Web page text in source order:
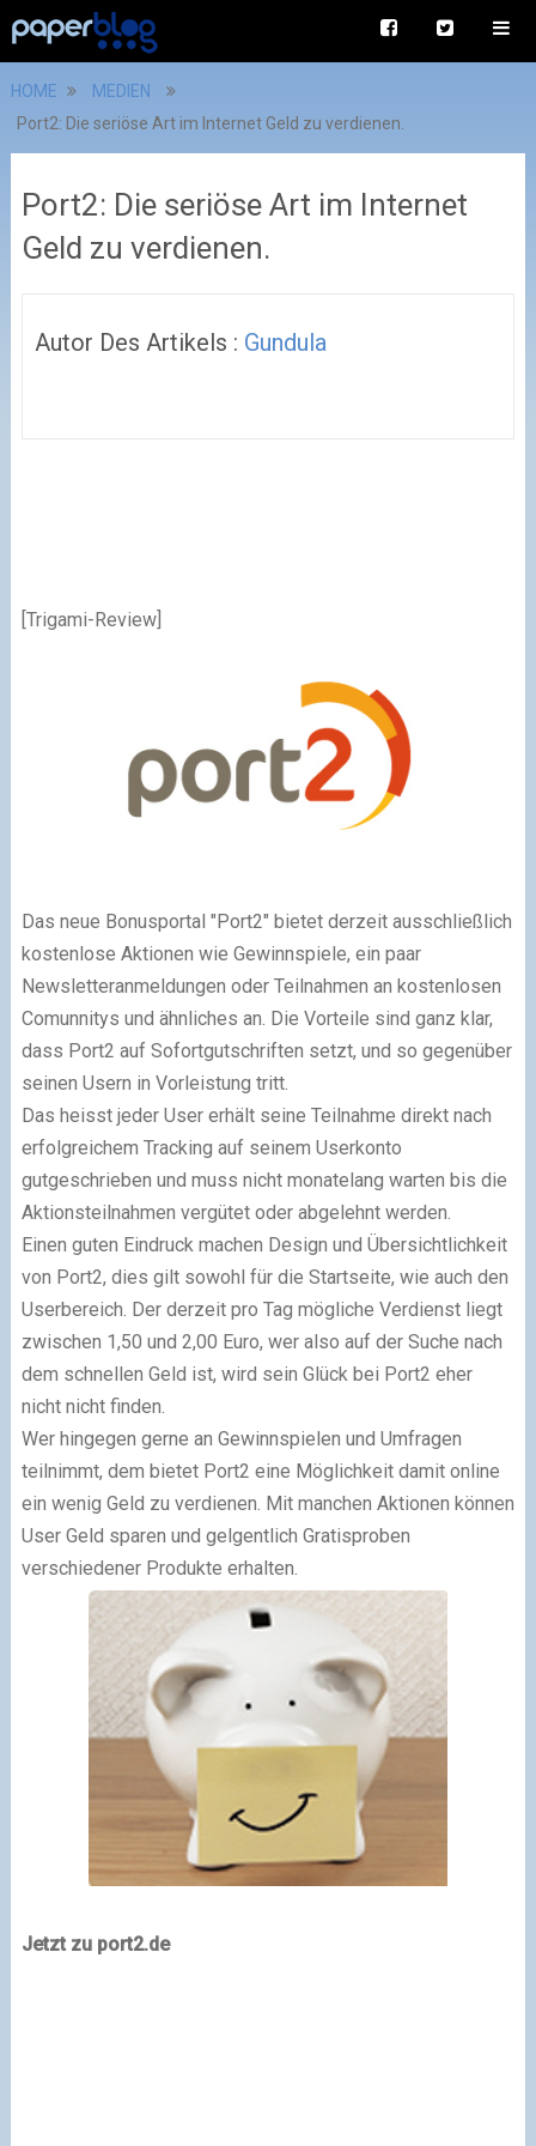
HOME
MEDIEN
Port2: Die seriöse Art im Internet Geld zu verdienen.
Port2: Die seriöse Art im Internet
Geld zu verdienen.
Autor Des Artikels : Gundula
[Trigami-Review]
Das neue Bonusportal "Port2" bietet derzeit ausschließlich
kostenlose Aktionen wie Gewinnspiele, ein paar
Newsletteranmeldungen oder Teilnahmen an kostenlosen
Comunnitys und ähnliches an. Die Vorteile sind ganz klar,
dass Port2 auf Sofortgutschriften setzt, und so gegenüber
seinen Usern in Vorleistung tritt.
Das heisst jeder User erhält seine Teilnahme direkt nach
erfolgreichem Tracking auf seinem Userkonto
gutgeschrieben und muss nicht monatelang warten bis die
Aktionsteilnahmen vergütet oder abgelehnt werden.
Einen guten Eindruck machen Design und Übersichtlichkeit
von Port2, dies gilt sowohl für die Startseite, wie auch den
Userbereich. Der derzeit pro Tag mögliche Verdienst liegt
zwischen 1,50 und 2,00 Euro, wer also auf der Suche nach
dem schnellen Geld ist, wird sein Glück bei Port2 eher
nicht nicht finden.
Wer hingegen gerne an Gewinnspielen und Umfragen
teilnimmt, dem bietet Port2 eine Möglichkeit damit online
ein wenig Geld zu verdienen. Mit manchen Aktionen können
User Geld sparen und gelgentlich Gratisproben
verschiedener Produkte erhalten.
Jetzt zu port2.de